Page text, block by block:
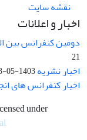
نقشه سایت
اخبار و اعلانات
دومین کنفرانس بین
21
اخبار نشریه1403-05-03
اخبار کنفرانس های
under